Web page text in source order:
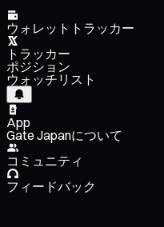
ウォレットトラッカー
トラッカー
ポジション
ウォッチリスト
App
Gate Japanについて
コミュニティ
フィードバック